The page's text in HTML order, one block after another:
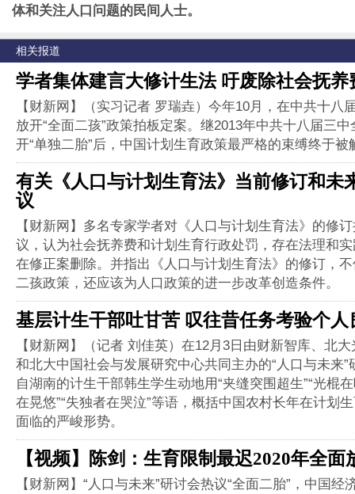
体和关注人口问题的民间人士。
相关报道
学者集体建言大修计生法 吁废除社会抚养
【财新网】（实习记者 罗瑞垚）今年10月，在中共十八
放开“全面二孩”政策拍板定案。继2013年中共十八届三
开“单独二胎”后，中国计划生育政策最严格的束缚终于被
有关《人口与计划生育法》当前修订和未
议
【财新网】多名专家学者对《人口与计划生育法》的修
议，认为社会抚养费和计划生育行政处罚，存在法理和
在修正案删除。并指出《人口与计划生育法》的修订，
二孩政策，还应该为人口政策的进一步改革创造条件。
基层计生干部吐甘苦 叹往昔任务考验个人
【财新网】（记者 刘佳英）在12月3日由财新智库、北
和北大中国社会与发展研究中心共同主办的“人口与未来”
自湖南的计生干部韩生学生动地用“夹缝突围超生”“光棍
在晃悠”“失独者在哭泣”等语，概括中国农村长年在计划
面临的严峻形势。
【视频】陈剑：生育限制最迟2020年全面
【财新网】“人口与未来”研讨会热议“全面二胎”，中国经